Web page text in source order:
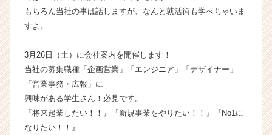
カ
届
く
就
活
サ
もちろん当社の事は話しますが、なんと就活術も学べちゃいま
すよ。
3月26日（土）に会社案内を開催します！
当社の募集職種「企画営業」「エンジニア」「デザイナー」
「営業事務・広報」に
興味がある学生さん！必見です。
『将来起業したい！！』『新規事業をやりたい！！』『No1に
なりたい！！』